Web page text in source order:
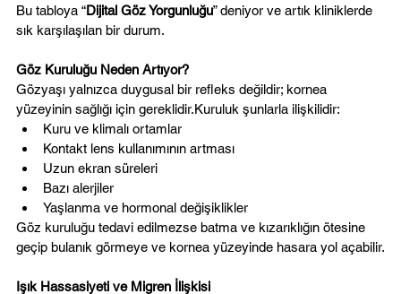
Bu tabloya “Dijital Göz Yorgunluğu” deniyor ve artık kliniklerde
sık karşılaşılan bir durum.
Göz Kuruluğu Neden Artıyor?
Gözyaşı yalnızca duygusal bir refleks değildir; kornea
yüzeyinin sağlığı için gereklidir.Kuruluk şunlarla ilişkilidir:
Kuru ve klimalı ortamlar
Kontakt lens kullanımının artması
Uzun ekran süreleri
Bazı alerjiler
Yaşlanma ve hormonal değişiklikler
Göz kuruluğu tedavi edilmezse batma ve kızarıklığın ötesine
geçip bulanık görmeye ve kornea yüzeyinde hasara yol açabilir.
Işık Hassasiyeti ve Migren İlişkisi